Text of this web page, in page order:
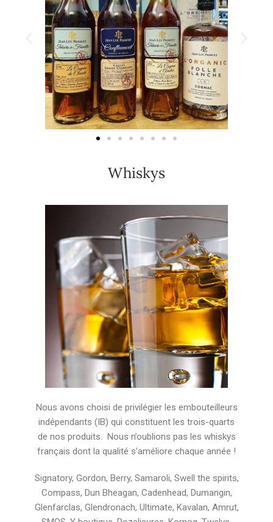
Whiskys
Nous avons choisi de privilégier les embouteilleurs
indépendants (IB) qui constituent les trois-quarts
de nos produits. Nous n’oublions pas les whiskys
français dont la qualité s’améliore chaque année !
Signatory, Gordon, Berry, Samaroli, Swell the spirits,
Compass, Dun Bheagan, Cadenhead, Dumangin,
Glenfarclas, Glendronach, Ultimate, Kavalan, Amrut,